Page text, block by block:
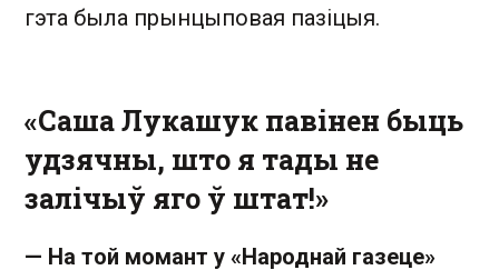
гэта была прынцыповая пазіцыя.
«Саша Лукашук павінен быць
удзячны, што я тады не
залічыў яго ў штат!»
— На той момант у «Народнай газеце»